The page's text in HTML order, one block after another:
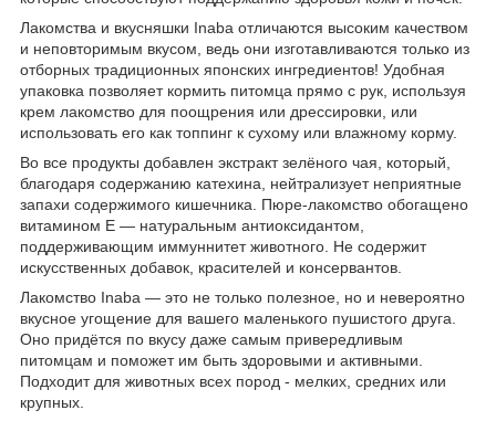
Лакомства и вкусняшки Inaba отличаются высоким качеством
и неповторимым вкусом, ведь они изготавливаются только из
отборных традиционных японских ингредиентов! Удобная
упаковка позволяет кормить питомца прямо с рук, используя
крем лакомство для поощрения или дрессировки, или
использовать его как топпинг к сухому или влажному корму.
Во все продукты добавлен экстракт зелёного чая, который,
благодаря содержанию катехина, нейтрализует неприятные
запахи содержимого кишечника. Пюре-лакомство обогащено
витамином Е — натуральным антиоксидантом,
поддерживающим иммуннитет животного. Не содержит
искусственных добавок, красителей и консервантов.
Лакомство Inaba — это не только полезное, но и невероятно
вкусное угощение для вашего маленького пушистого друга.
Оно придётся по вкусу даже самым привередливым
питомцам и поможет им быть здоровыми и активными.
Подходит для животных всех пород - мелких, средних или
крупных.